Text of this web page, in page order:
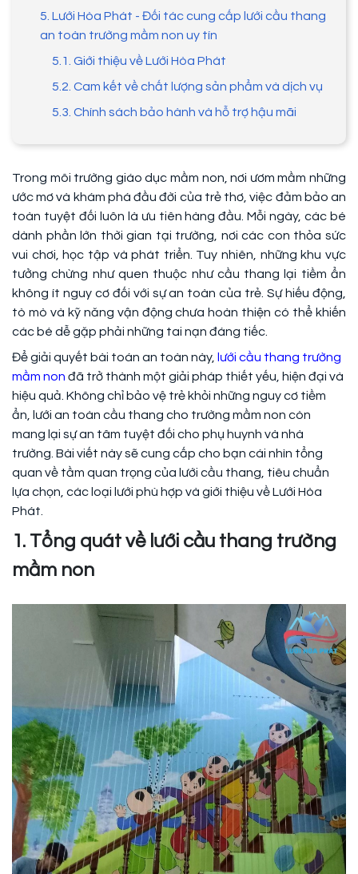
5. Lưới Hòa Phát - Đối tác cung cấp lưới cầu thang
an toàn trường mầm non uy tín
5.1. Giới thiệu về Lưới Hòa Phát
5.2. Cam kết về chất lượng sản phẩm và dịch vụ
5.3. Chính sách bảo hành và hỗ trợ hậu mãi
Trong môi trường giáo dục mầm non, nơi ươm mầm những
ước mơ và khám phá đầu đời của trẻ thơ, việc đảm bảo an
toàn tuyệt đối luôn là ưu tiên hàng đầu. Mỗi ngày, các bé
dành phần lớn thời gian tại trường, nơi các con thỏa sức
vui chơi, học tập và phát triển. Tuy nhiên, những khu vực
tưởng chừng như quen thuộc như cầu thang lại tiềm ẩn
không ít nguy cơ đối với sự an toàn của trẻ. Sự hiếu động,
tò mò và kỹ năng vận động chưa hoàn thiện có thể khiến
các bé dễ gặp phải những tai nạn đáng tiếc.
Để giải quyết bài toán an toàn này, lưới cầu thang trường
mầm non đã trở thành một giải pháp thiết yếu, hiện đại và
hiệu quả. Không chỉ bảo vệ trẻ khỏi những nguy cơ tiềm
ẩn, lưới an toàn cầu thang cho trường mầm non còn
mang lại sự an tâm tuyệt đối cho phụ huynh và nhà
trường. Bài viết này sẽ cung cấp cho bạn cái nhìn tổng
quan về tầm quan trọng của lưới cầu thang, tiêu chuẩn
lựa chọn, các loại lưới phù hợp và giới thiệu về Lưới Hòa
Phát.
1. Tổng quát về lưới cầu thang trường
mầm non